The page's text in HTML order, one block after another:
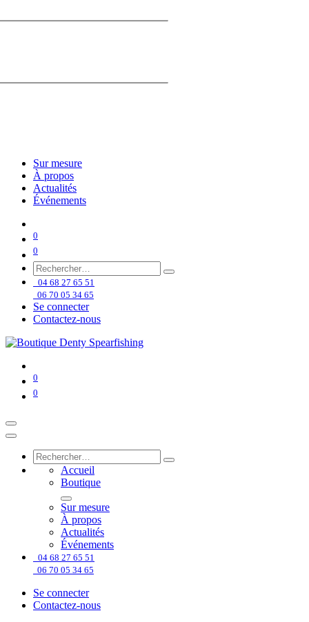
Sur mesure
À propos
Actualités
Événements
0
0
04 68 27 65 51
06 70 05 34 65
Se connecter
Contactez-nous
0
0
Accueil
Boutique
Sur mesure
À propos
Actualités
Événements
04 68 27 65 51
06 70 05 34 65
Se connecter
Contactez-nous